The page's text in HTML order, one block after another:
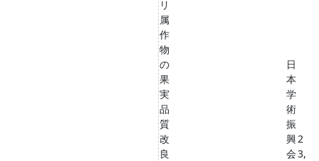
リ
属
作
物
の
果
実
品
質
改
良
日
本
学
術
振
興
会
2
3,